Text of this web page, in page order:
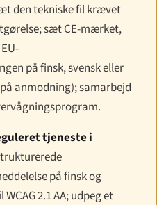
den tekniske fil krævet
sæt CE-mærket,
på finsk, svensk eller
anmodning); samarbejd
tjeneste i
på finsk og
2.1 AA; udpeg et